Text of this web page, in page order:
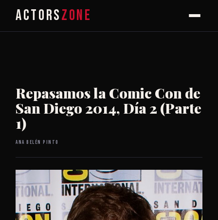
ACTORSZONE
Repasamos la Comic Con de
San Diego 2014, Día 2 (Parte
1)
Ana Belén Pinto